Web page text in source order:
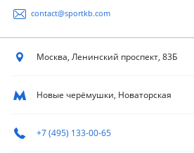
contact@sportkb.com
Москва, Ленинский проспект, 83Б
Новые черёмушки, Новаторская
+7 (495) 133-00-65